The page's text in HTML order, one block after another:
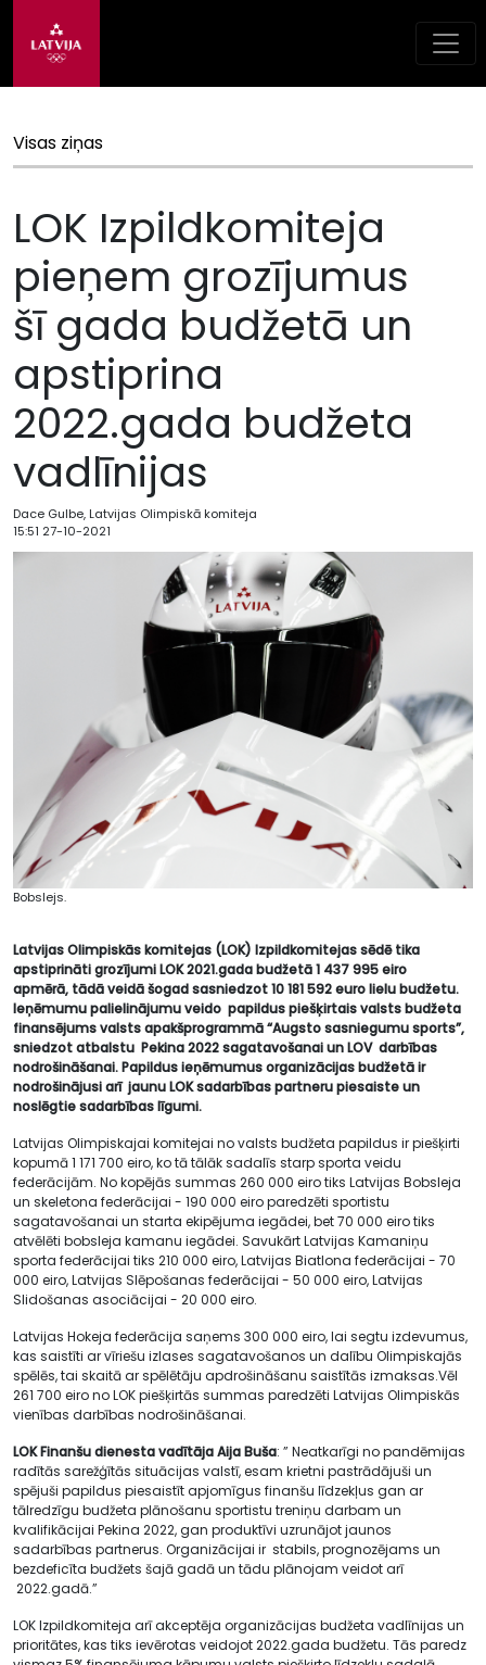
Visas ziņas
LOK Izpildkomiteja
pieņem grozījumus
šī gada budžetā un
apstiprina
2022.gada budžeta
vadlīnijas
Dace Gulbe, Latvijas Olimpiskā komiteja
15:51 27-10-2021
Bobslejs.
Latvijas Olimpiskās komitejas (LOK) Izpildkomitejas sēdētika
apstiprinātigrozījumiLOK 2021.gada budžetā1 437 995eiro
apmērā, tādā veidā šogad sasniedzot 10 181 592 euro lielu budžetu.
Ieņēmumu palielinājumu veido papildus piešķirtais valsts budžeta
finansējums valsts apakšprogrammā “Augsto sasniegumu sports”,
sniedzot atbalstu Pekina 2022 sagatavošanai un LOV darbības
nodrošināšanai. Papildus ieņēmumus organizācijas budžetā ir
nodrošinājusi arī jaunu LOK sadarbības partneru piesaiste un
noslēgtie sadarbības līgumi.
Latvijas Olimpiskajai komitejai no valsts budžeta papildus ir piešķirti
kopumā 1 171 700 eiro, ko tā tālāk sadalīs starp sporta veidu
federācijām. No kopējās summas 260 000 eiro tiks Latvijas Bobsleja
un skeletona federācijai - 190 000 eiro paredzēti sportistu
sagatavošanai un starta ekipējuma iegādei, bet 70 000 eiro tiks
atvēlēti bobsleja kamanu iegādei. Savukārt Latvijas Kamaniņu
sporta federācijai tiks 210 000 eiro, Latvijas Biatlona federācijai - 70
000 eiro, Latvijas Slēpošanas federācijai - 50 000 eiro, Latvijas
Slidošanas asociācijai - 20 000 eiro.
Latvijas Hokeja federācija saņems 300 000 eiro, lai segtu izdevumus,
kas saistīti ar vīriešu izlases sagatavošanos un dalību Olimpiskajās
spēlēs, tai skaitā ar spēlētāju apdrošināšanu saistītās izmaksas.Vēl
261 700 eiro no LOK piešķirtās summas paredzēti Latvijas Olimpiskās
vienības darbības nodrošināšanai.
LOK Finanšu dienesta vadītāja Aija Buša: ” Neatkarīgi no pandēmijas
radītās sarežģītās situācijas valstī, esam krietni pastrādājuši un
spējuši papildus piesaistīt apjomīgus finanšu līdzekļus gan ar
tālredzīgu budžeta plānošanu sportistu treniņu darbam un
kvalifikācijai Pekina 2022, gan produktīvi uzrunājot jaunos
sadarbības partnerus. Organizācijai ir stabils, prognozējams un
bezdeficīta budžets šajā gadā un tādu plānojam veidot arī
2022.gadā.”
LOK Izpildkomiteja arī akceptēja organizācijas budžeta vadlīnijas un
prioritātes, kas tiks ievērotas veidojot 2022.gada budžetu. Tās paredz